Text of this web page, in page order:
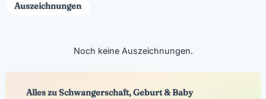
Auszeichnungen
Noch keine Auszeichnungen.
Alles zu Schwangerschaft, Geburt & Baby